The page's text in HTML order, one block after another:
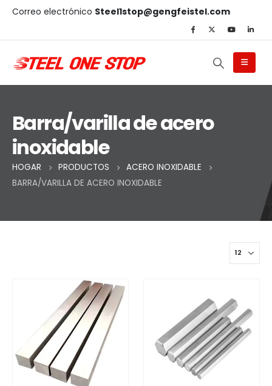
Correo electrónico Steel1stop@gengfeistel.com
Barra/varilla de acero
inoxidable
HOGAR PRODUCTOS
ACERO INOXIDABLE
BARRA/VARILLA DE ACERO INOXIDABLE